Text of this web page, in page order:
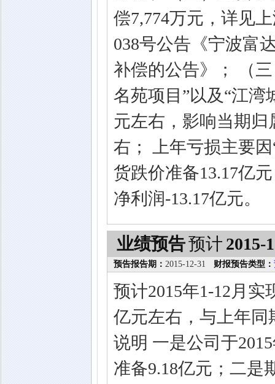
偿7,774万元，详见
038号公告《宁波富
补偿的公告》； （
名苑项目”以及“江湾
元左右，影响当期
右； 上年亏损主要
货跌价准备13.17亿
净利润-13.17亿元。
业绩预告预计 2015-
预告报告期： 2015-12-31 财报预告类型：
预计2015年1-12月
亿元左右，与上年
说明 一是公司于
准备9.18亿元；二是